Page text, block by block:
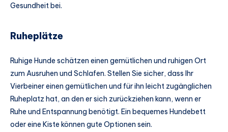
Gesundheit bei.
Ruheplätze
Ruhige Hunde schätzen einen gemütlichen und ruhigen Ort
zum Ausruhen und Schlafen. Stellen Sie sicher, dass Ihr
Vierbeiner einen gemütlichen und für ihn leicht zugänglichen
Ruheplatz hat, an den er sich zurückziehen kann, wenn er
Ruhe und Entspannung benötigt. Ein bequemes Hundebett
oder eine Kiste können gute Optionen sein.